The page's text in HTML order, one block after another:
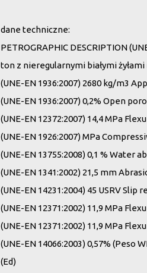
dane techniczne:
PETROGRAPHIC DESCRIPTION
ton z nieregularnymi białymi
(UNE-EN 1936:2007) 2680 kg/m3
(UNE-EN 1936:2007) 0,2% Open
(UNE-EN 12372:2007) 14,4 MPa
(UNE-EN 1926:2007) MPa
(UNE-EN 13755:2008) 0,1 % Water
(UNE-EN 1341:2002) 21,5 mm
(UNE-EN 14231:2004) 45 USRV Slip
(UNE-EN 12371:2002) 11,9 MPa
(UNE-EN 12371:2002) 11,9 MPa
(UNE-EN 14066:2003) 0,57% (Peso
(Ed)